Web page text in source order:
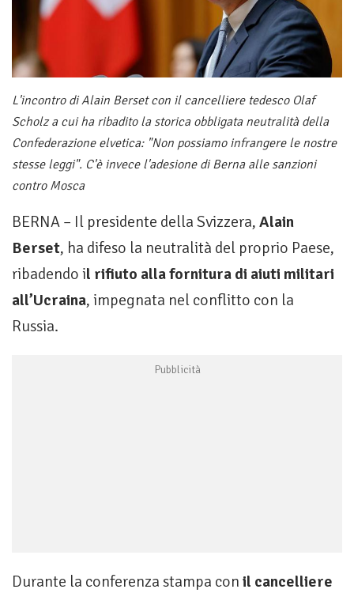
L'incontro di Alain Berset con il cancelliere tedesco Olaf
Scholz a cui ha ribadito la storica obbligata neutralità della
Confederazione elvetica: "Non possiamo infrangere le nostre
stesse leggi". C'è invece l'adesione di Berna alle sanzioni
contro Mosca
BERNA – Il presidente della Svizzera, Alain
Berset, ha difeso la neutralità del proprio Paese,
ribadendo il rifiuto alla fornitura di aiuti militari
all’Ucraina, impegnata nel conflitto con la
Russia.
Durante la conferenza stampa con il cancelliere